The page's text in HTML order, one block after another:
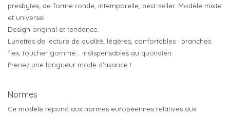
presbytes, de forme ronde, intemporelle, best-seller. Modèle mixte
et universel.
Design original et tendance.
Lunettes de lecture de qualité, légères, confortables : branches
flex, toucher gomme... indispensables au quotidien.
Prenez une longueur mode d'avance !
Normes
Ce modèle répond aux normes européennes relatives aux